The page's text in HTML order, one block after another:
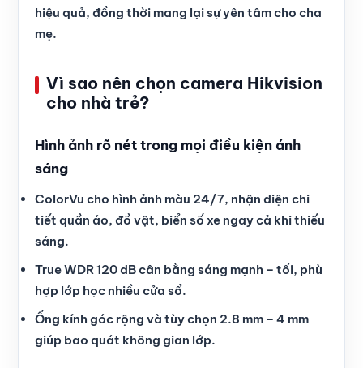
hiệu quả, đồng thời mang lại sự yên tâm cho cha
mẹ.
Vì sao nên chọn camera Hikvision
cho nhà trẻ?
Hình ảnh rõ nét trong mọi điều kiện ánh
sáng
ColorVu cho hình ảnh màu 24/7, nhận diện chi
tiết quần áo, đồ vật, biển số xe ngay cả khi thiếu
sáng.
True WDR 120 dB cân bằng sáng mạnh – tối, phù
hợp lớp học nhiều cửa sổ.
Ống kính góc rộng và tùy chọn 2.8 mm – 4 mm
giúp bao quát không gian lớp.